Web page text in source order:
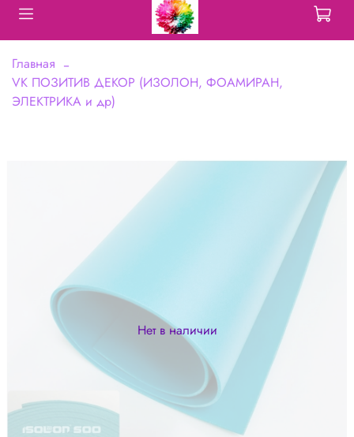
Главная
VK ПОЗИТИВ ДЕКОР (ИЗОЛОН, ФОАМИРАН,
ЭЛЕКТРИКА и др)
Нет в наличии